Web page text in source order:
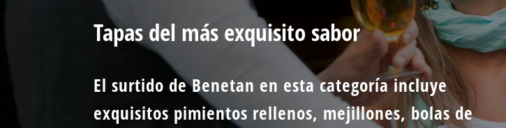
Tapas del más exquisito sabor
El surtido de Benetan en esta categoría incluye
exquisitos pimientos rellenos, mejillones, bolas de